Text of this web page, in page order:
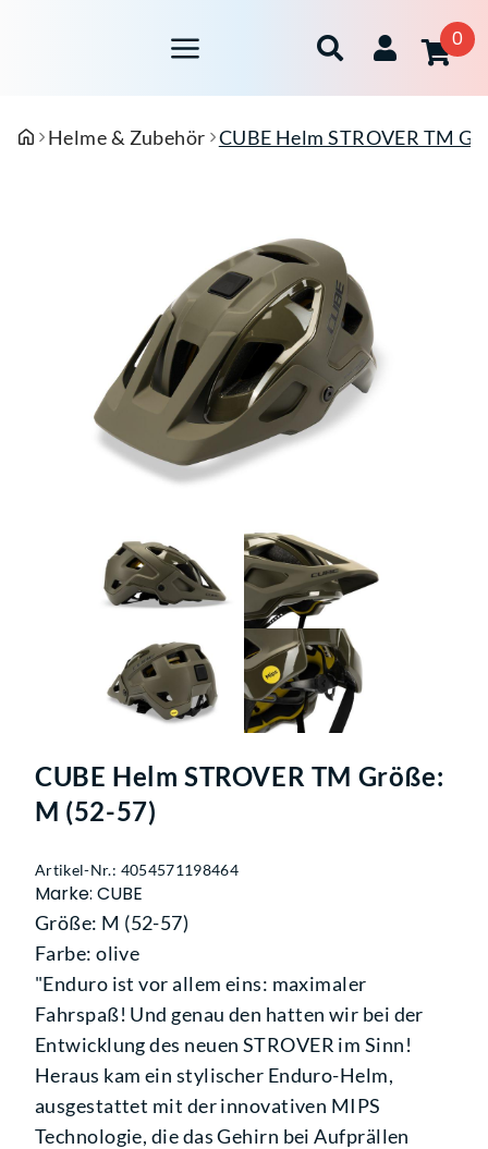
0
Helme & Zubehör CUBE Helm STROVER TM
CUBE Helm STROVER TM Größe:
M (52-57)
Artikel-Nr.: 4054571198464
Marke: CUBE
Größe: M (52-57)
Farbe: olive
"Enduro ist vor allem eins: maximaler
Fahrspaß! Und genau den hatten wir bei der
Entwicklung des neuen STROVER im Sinn!
Heraus kam ein stylischer Enduro-Helm,
ausgestattet mit der innovativen MIPS
Technologie, die das Gehirn bei Aufprällen